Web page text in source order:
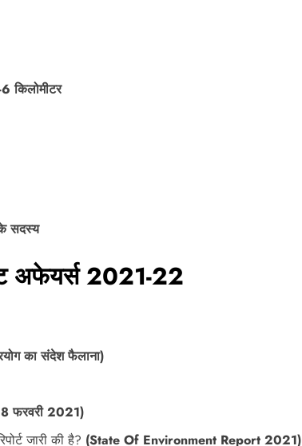
किलोमीटर
सदस्य
अफेयर्स 2021-22
का संदेश फैलाना)
फरवरी 2021)
जारी की है? (State Of Environment Report 2021)